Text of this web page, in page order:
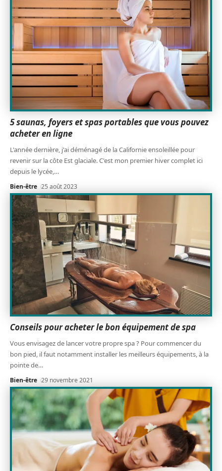
5 saunas, foyers et spas portables que vous pouvez
acheter en ligne
L'année dernière, j'ai déménagé de la Californie ensoleillée pour
revenir sur la côte Est glaciale. C'est mon premier hiver complet ici
depuis le lycée,…
Bien-être 25 août 2023
Conseils pour acheter le bon équipement de spa
Vous envisagez de lancer votre propre spa ? Pour commencer du
bon pied, il faut notamment installer les meilleurs équipements, à la
pointe de…
Bien-être 29 novembre 2021